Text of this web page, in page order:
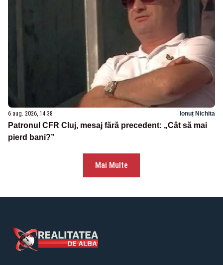
6 aug. 2026, 14:38 Ionuț Nichita
Patronul CFR Cluj, mesaj fără precedent: „Cât să mai
pierd bani?”
Mai Multe